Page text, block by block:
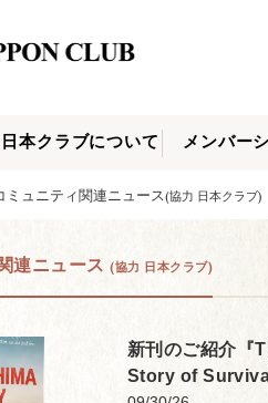
日本クラブについて メンバー
メンバーシッ
会員へのサ
会員特典
THE NIPPON
NEWS
入会方法
ミュニティ関連ニュース(協力 日本クラブ)
連ニュース (協力 日本クラブ)
新刊のご紹介
Story of